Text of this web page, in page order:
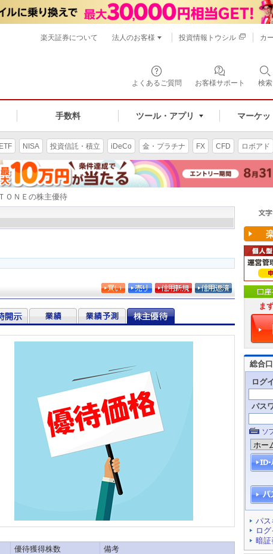
よくあるご質問 お客様サポート 検索
手数料 ツール・アプリ マーケッ
楽天証券について 法人のお客様 投資情報トウシル カ
NISA 投資信託・積立 iDeCo 金・プラチナ FX CFD ロボアド
ＯＮＥの株主優待
優待獲得株数
備考
ま
総合
ログ
パス
ソ
パス
ロ
暗証